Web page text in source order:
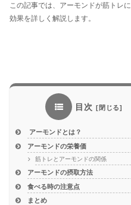
この記事では、アーモンドが筋トレ
効果を詳しく解説します。
目次
アーモンドとは？
アーモンドの栄養価
筋トレとアーモンドの関係
アーモンドの摂取方法
食べる時の注意点
まとめ